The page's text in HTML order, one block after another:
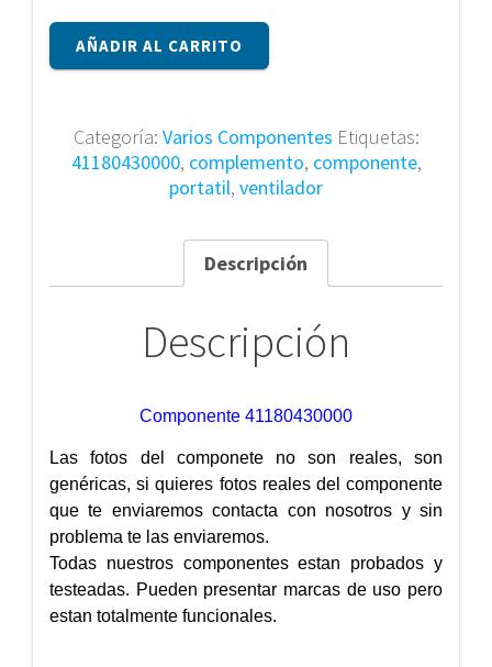
Componente
41180430000
AÑADIR AL CARRITO
Categoría: Varios Componentes Etiquetas:
41180430000, complemento, componente,
portatil, ventilador
Descripción
Descripción
Componente 41180430000
Las fotos del componete no son reales, son
genéricas, si quieres fotos reales del componente
que te enviaremos contacta con nosotros y sin
problema te las enviaremos.
Todas nuestros componentes estan probados y
testeadas. Pueden presentar marcas de uso pero
estan totalmente funcionales.